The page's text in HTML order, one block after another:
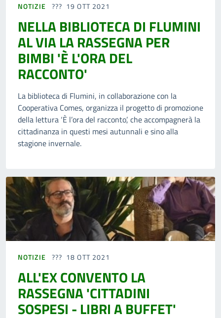
NOTIZIE 19 OTT 2021
NELLA BIBLIOTECA DI FLUMINI
AL VIA LA RASSEGNA PER
BIMBI 'È L'ORA DEL
RACCONTO'
La biblioteca di Flumini, in collaborazione con la
Cooperativa Comes, organizza il progetto di promozione
della lettura ‘È l’ora del racconto’, che accompagnerà la
cittadinanza in questi mesi autunnali e sino alla
stagione invernale.
NOTIZIE 18 OTT 2021
ALL'EX CONVENTO LA
RASSEGNA 'CITTADINI
SOSPESI - LIBRI A BUFFET'